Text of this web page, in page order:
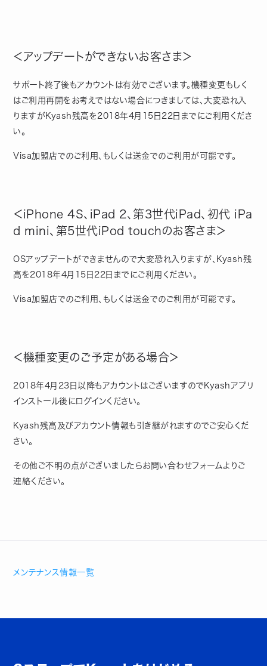
＜アップデートができないお客さま＞
サポート終了後もアカウントは有効でございます。機種変更もしく
はご利用再開をお考えではない場合につきましては、大変恐れ入
りますがKyash残高を2018年4月15日22日までにご利用くださ
い。
Visa加盟店でのご利用、もしくは送金でのご利用が可能です。
＜iPhone 4S、iPad 2、第3世代iPad、初代 iPa
d mini、第5世代iPod touchのお客さま＞
OSアップデートができませんので大変恐れ入りますが、Kyash残
高を2018年4月15日22日までにご利用ください。
Visa加盟店でのご利用、もしくは送金でのご利用が可能です。
＜機種変更のご予定がある場合＞
2018年4月23日以降もアカウントはございますのでKyashアプリ
インストール後にログインください。
Kyash残高及びアカウント情報も引き継がれますのでご安心くだ
さい。
その他ご不明の点がございましたらお問い合わせフォームよりご
連絡ください。
メンテナンス情報一覧